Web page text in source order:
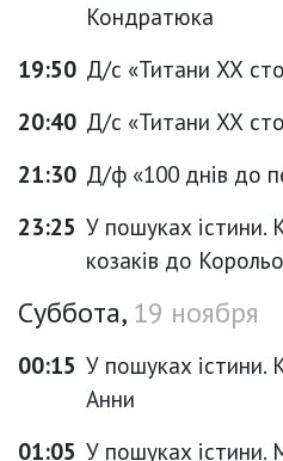
Кондратюка
19:50 Д/с «Титани ХХ
20:40 Д/с «Титани ХХ
21:30 Д/ф «100 днів до
23:25 У пошуках істини.
козаків до
Суббота, 19 ноября
00:15 У пошуках істини.
Анни
01:05 У пошуках істини.